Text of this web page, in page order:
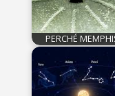
PERCHÉ